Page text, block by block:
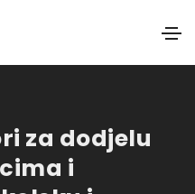
za dodjelu
i